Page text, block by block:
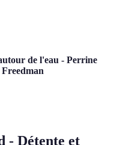
de l'eau - Perrine
- Détente et